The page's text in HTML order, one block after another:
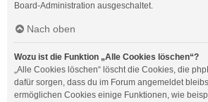
Board-Administration ausgeschaltet.
Nach oben
Wozu ist die Funktion „Alle Cookies löschen“?
„Alle Cookies löschen“ löscht die Cookies, die
dafür sorgen, dass du im Forum angemeldet
ermöglichen Cookies einige Funktionen, wie